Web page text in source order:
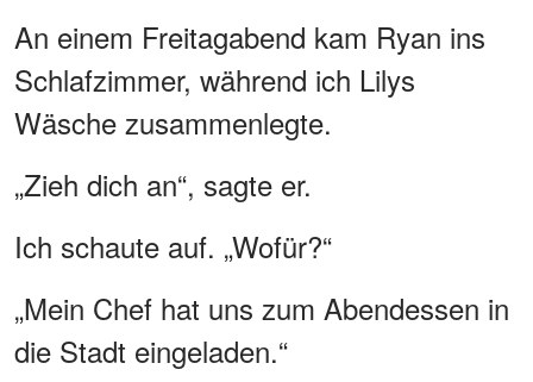
An einem Freitagabend kam Ryan ins
Schlafzimmer, während ich Lilys
Wäsche zusammenlegte.
„Zieh dich an“, sagte er.
Ich schaute auf. „Wofür?“
„Mein Chef hat uns zum Abendessen in
die Stadt eingeladen.“